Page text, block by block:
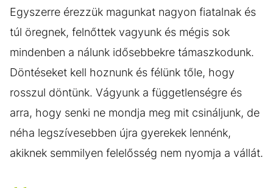
Egyszerre érezzük magunkat nagyon fiatalnak és
túl öregnek, felnőttek vagyunk és mégis sok
mindenben a nálunk idősebbekre támaszkodunk.
Döntéseket kell hoznunk és félünk tőle, hogy
rosszul döntünk. Vágyunk a függetlenségre és
arra, hogy senki ne mondja meg mit csináljunk, de
néha legszívesebben újra gyerekek lennénk,
akiknek semmilyen felelősség nem nyomja a vállát.